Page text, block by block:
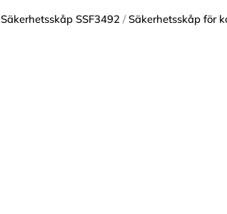
Säkerhetsskåp SSF3492 /Säkerhetsskåp för